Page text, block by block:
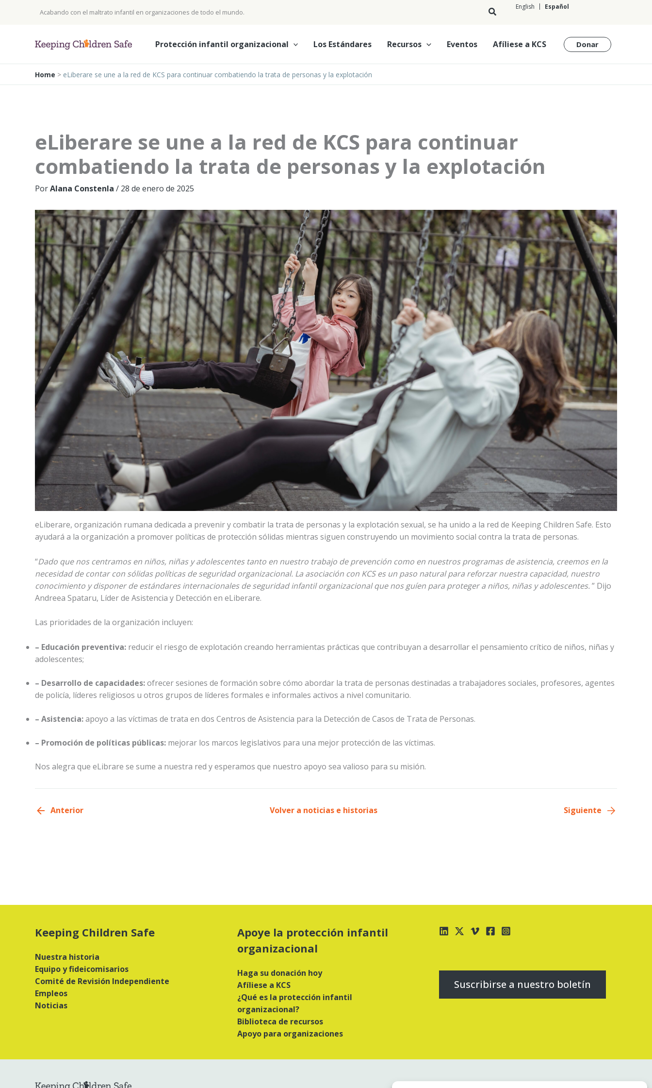
Acabando con el maltrato infantil en organizaciones de todo el mundo.
English Español
Protección infantil organizacional Los Estándares Recursos Eventos Afíliese a KCS Donar
Home > eLiberare se une a la red de KCS para continuar combatiendo la trata de personas y la explotación
eLiberare se une a la red de KCS para continuar
combatiendo la trata de personas y la explotación
PorAlana Constenla / 28 de enero de 2025
eLiberare, organización rumana dedicada a prevenir y combatir la trata de personas y la explotación sexual, se ha unido a la red de Keeping Children Safe. Esto
ayudará a la organización a promover políticas de protección sólidas mientras siguen construyendo un movimiento social contra la trata de personas.
“Dado que nos centramos en niños, niñas y adolescentes tanto en nuestro trabajo de prevención como en nuestros programas de asistencia, creemos en la
necesidad de contar con sólidas políticas de seguridad organizacional. La asociación con KCS es un paso natural para reforzar nuestra capacidad, nuestro
conocimiento y disponer de estándares internacionales de seguridad infantil organizacional que nos guíen para proteger a niños, niñas y adolescentes. ” Dijo
Andreea Spataru, Líder de Asistencia y Detección en eLiberare.
Las prioridades de la organización incluyen:
– Educación preventiva: reducir el riesgo de explotación creando herramientas prácticas que contribuyan a desarrollar el pensamiento crítico de niños, niñas y
adolescentes;
– Desarrollo de capacidades:ofrecer sesiones de formación sobre cómo abordar la trata de personas destinadas a trabajadores sociales, profesores, agentes
de policía, líderes religiosos u otros grupos de líderes formales e informales activos a nivel comunitario.
– Asistencia:apoyo a las víctimas de trata en dos Centros de Asistencia para la Detección de Casos de Trata de Personas.
– Promoción de políticas públicas: mejorar los marcos legislativos para una mejor protección de las víctimas.
Nos alegra que eLibrare se sume a nuestra red y esperamos que nuestro apoyo sea valioso para su misión.
Anterior Volver a noticias e historias Siguiente
Keeping Children Safe
Nuestra historia
Equipo y fideicomisarios
Comité de Revisión Independiente
Empleos
Noticias
Apoye la protección infantil
organizacional
Haga su donación hoy
Afíliese a KCS
¿Qué es la protección infantil
organizacional?
Biblioteca de recursos
Apoyo para organizaciones
Suscribirse a nuestro boletín